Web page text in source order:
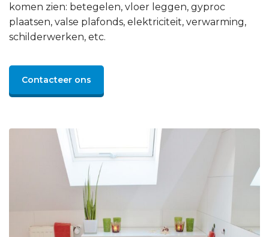
komen zien: betegelen, vloer leggen, gyproc
plaatsen, valse plafonds, elektriciteit, verwarming,
schilderwerken, etc.
Contacteer ons